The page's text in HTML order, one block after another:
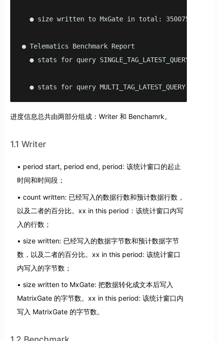
● size written to MxGate in total: 350075440
● Telematics Benchmark Report
● stats for query SINGLE_TAG_LATEST_QUERY with
● stats for query MULTI_TAG_LATEST_QUERY with
进度信息总共由两部分组成：Writer 和 Benchamrk。
1.1 Writer
period start, period end, period: 该统计窗口的起止
时间和时间段；
count written: 已经写入的数据行数和预计数据行数，
以及二者的百分比。xx in this period：该统计窗口内写
入的行数；
size written: 已经写入的数据字节数和预计数据字节
数，以及二者的百分比。xx in this period: 该统计窗口
内写入的字节数；
size written to MxGate: 把数据转化成文本后写入
MatrixGate 的字节数。xx in this period: 该统计窗口内
写入 MatrixGate 的字节数。